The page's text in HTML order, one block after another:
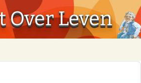
Over Leven